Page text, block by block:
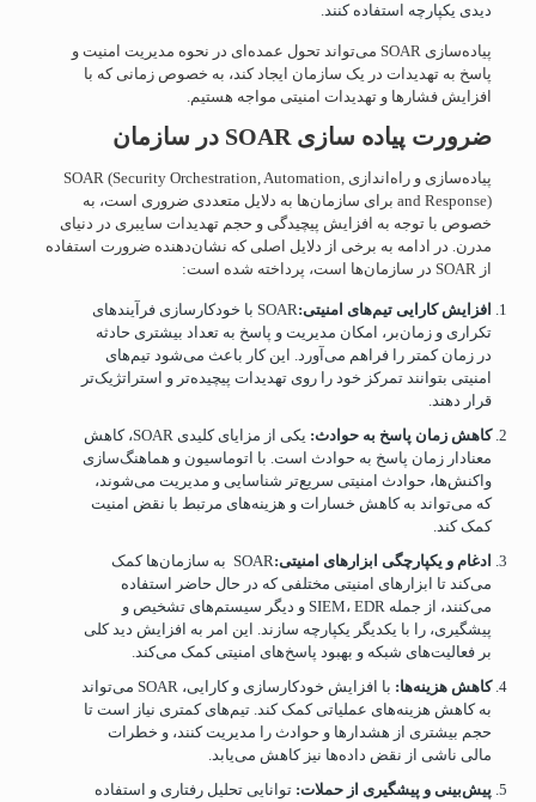
دیدی یکپارچه استفاده کنند.
پیاده‌سازی SOAR می‌تواند تحول عمده‌ای در نحوه مدیریت امنیت و
پاسخ به تهدیدات در یک سازمان ایجاد کند، به خصوص زمانی که با
افزایش فشارها و تهدیدات امنیتی مواجه هستیم.
ضرورت پیاده سازی SOAR در سازمان
پیاده‌سازی و راه‌اندازی SOAR (Security Orchestration, Automation,
and Response) برای سازمان‌ها به دلایل متعددی ضروری است، به
خصوص با توجه به افزایش پیچیدگی و حجم تهدیدات سایبری در دنیای
مدرن. در ادامه به برخی از دلایل اصلی که نشان‌دهنده ضرورت استفاده
از SOAR در سازمان‌ها است، پرداخته شده است:
افزایش کارایی تیم‌های امنیتی:
SOAR با خودکارسازی فرآیندهای
تکراری و زمان‌بر، امکان مدیریت و پاسخ به تعداد بیشتری حادثه
در زمان کمتر را فراهم می‌آورد. این کار باعث می‌شود تیم‌های
امنیتی بتوانند تمرکز خود را روی تهدیدات پیچیده‌تر و استراتژیک‌تر
قرار دهند.
کاهش زمان پاسخ به حوادث:
یکی از مزایای کلیدی SOAR، کاهش
معنادار زمان پاسخ به حوادث است. با اتوماسیون و هماهنگ‌سازی
واکنش‌ها، حوادث امنیتی سریع‌تر شناسایی و مدیریت می‌شوند،
که می‌تواند به کاهش خسارات و هزینه‌های مرتبط با نقض امنیت
کمک کند.
ادغام و یکپارچگی ابزارهای امنیتی:
SOAR به سازمان‌ها کمک
می‌کند تا ابزارهای امنیتی مختلفی که در حال حاضر استفاده
می‌کنند، از جمله SIEM، EDR و دیگر سیستم‌های تشخیص و
پیشگیری، را با یکدیگر یکپارچه سازند. این امر به افزایش دید کلی
بر فعالیت‌های شبکه و بهبود پاسخ‌های امنیتی کمک می‌کند.
کاهش هزینه‌ها:
با افزایش خودکارسازی و کارایی، SOAR می‌تواند
به کاهش هزینه‌های عملیاتی کمک کند. تیم‌های کمتری نیاز است تا
حجم بیشتری از هشدارها و حوادث را مدیریت کنند، و خطرات
مالی ناشی از نقض داده‌ها نیز کاهش می‌یابد.
پیش‌بینی و پیشگیری از حملات: توانایی تحلیل رفتاری و استفاده